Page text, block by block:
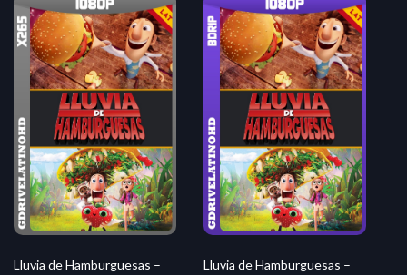
Lluvia de Hamburguesas – Lluvia de Hamburguesas –